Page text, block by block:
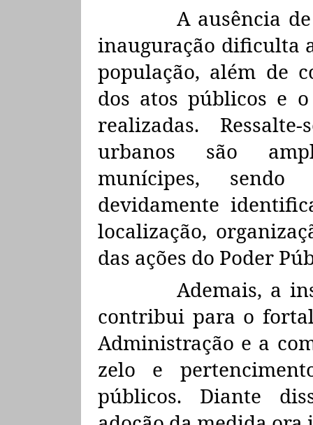
A ausência
inauguração dificulta
população, além de
dos atos públicos e
realizadas.
urbanos são
munícipes,
devidamente
localização,
das ações do Poder
Ademais, a
contribui para o
Administração e a
zelo e
públicos. Diante